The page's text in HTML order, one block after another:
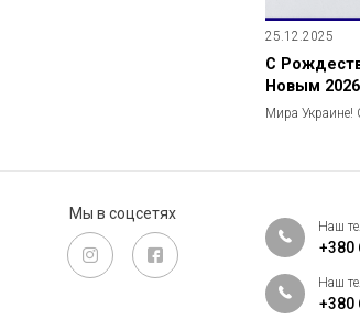
25.12.2025
С
Новым
Мира Украине!
Наш
+380
Наш
+380
Мы в соцсетях